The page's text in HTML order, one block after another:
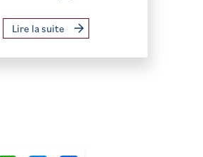
Lire la suite